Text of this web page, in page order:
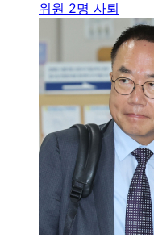
위원 2명 사퇴